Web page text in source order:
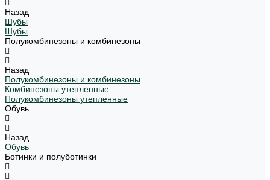
Назад
Шубы
Шубы
Полукомбинезоны и комбинезоны
Назад
Полукомбинезоны и комбинезоны
Комбинезоны утепленные
Полукомбинезоны утепленные
Обувь
Назад
Обувь
Ботинки и полуботинки